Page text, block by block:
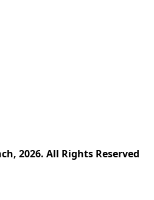
2026. All Rights Reserved